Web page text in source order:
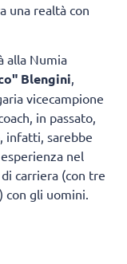
una realtà con
alla Numia
Blengini
vicecampione
in passato,
infatti, sarebbe
nel
carriera (con tre
gli uomini.